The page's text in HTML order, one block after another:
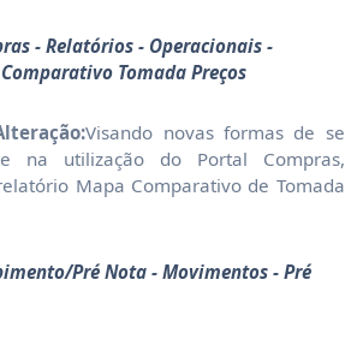
- Relatórios - Operacionais -
Tomada Preços
Visando novas formas de se
na utilização do Portal Compras,
Mapa Comparativo de Tomada
Pré Nota - Movimentos - Pré